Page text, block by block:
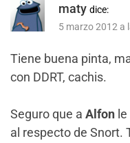
maty dice:
5 marzo 2012 a
Tiene buena pinta,
con DDRT, cachis.
Seguro que a Alfon
al respecto de Snort.